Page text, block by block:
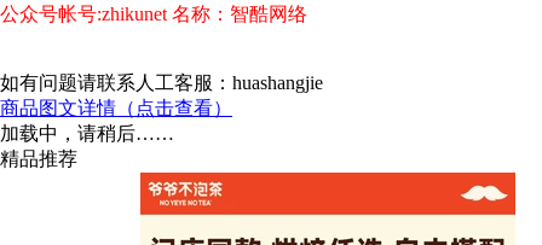
公众号帐号:zhikunet 名称：智酷网络
如有问题请联系人工客服：huashangjie
商品图文详情（点击查看）
加载中，请稍后……
精品推荐